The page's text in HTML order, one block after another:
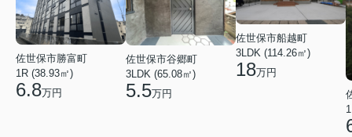
佐世保市勝富町
1R (38.93㎡)
6.8万円
佐世保市谷郷町
3LDK (65.08㎡)
5.5万円
佐世保市船越町
3LDK (114.26㎡)
18万円